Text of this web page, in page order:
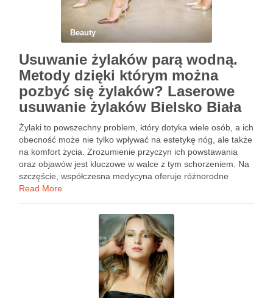
Beauty
Usuwanie żylaków parą wodną.
Metody dzięki którym można
pozbyć się żylaków? Laserowe
usuwanie żylaków Bielsko Biała
Żylaki to powszechny problem, który dotyka wiele osób, a ich
obecność może nie tylko wpływać na estetykę nóg, ale także
na komfort życia. Zrozumienie przyczyn ich powstawania
oraz objawów jest kluczowe w walce z tym schorzeniem. Na
szczęście, współczesna medycyna oferuje różnorodne
metody usuwania żylaków, takie jak skleroterapia, laser czy
Read More